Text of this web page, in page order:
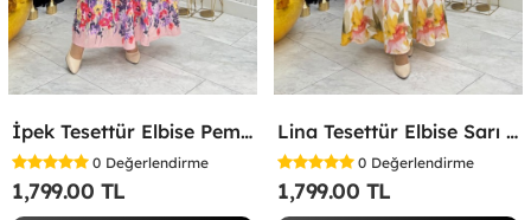
İpek Tesettür Elbise Pembe Pembe
0 Değerlendirme
1,799.00 TL
Lina Tesettür Elbise Sarı Sarı
0 Değerlendirme
1,799.00 TL